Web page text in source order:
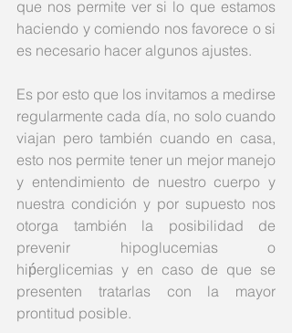
que nos permite ver si lo que estamos
haciendo y comiendo nos favorece o si
es necesario hacer algunos ajustes.
Es por esto que los invitamos a medirse
regularmente cada día, no solo cuando
viajan pero también cuando en casa,
esto nos permite tener un mejor manejo
y entendimiento de nuestro cuerpo y
nuestra condición y por supuesto nos
otorga también la posibilidad de
prevenir hipoglucemias o
hiṕerglicemias y en caso de que se
presenten tratarlas con la mayor
prontitud posible.